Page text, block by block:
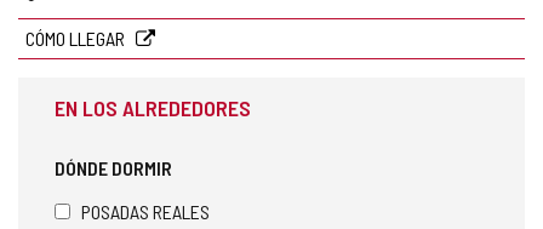
electrónico
CÓMO LLEGAR
EN LOS ALREDEDORES
DÓNDE DORMIR
POSADAS REALES